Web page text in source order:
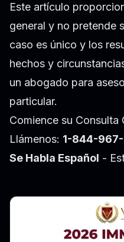
Este artículo
general y no pretende
caso es único y los
hechos y
un abogado para
particular.
Comience su Consulta
Llámenos: 1-844-
Se Habla Español -